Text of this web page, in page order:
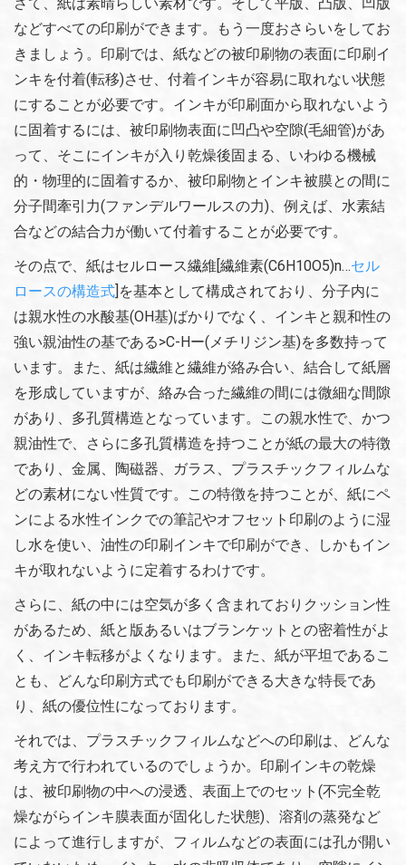
などすべての印刷ができます。もう一度おさらいをしてお
きましょう。印刷では、紙などの被印刷物の表面に印刷イ
ンキを付着(転移)させ、付着インキが容易に取れない状態
にすることが必要です。インキが印刷面から取れないよう
に固着するには、被印刷物表面に凹凸や空隙(毛細管)があ
って、そこにインキが入り乾燥後固まる、いわゆる機械
的・物理的に固着するか、被印刷物とインキ被膜との間に
分子間牽引力(ファンデルワールスの力)、例えば、水素結
合などの結合力が働いて付着することが必要です。
その点で、紙はセルロース繊維[繊維素(C6H10O5)n…セル
ロースの構造式]を基本として構成されており、分子内に
は親水性の水酸基(OH基)ばかりでなく、インキと親和性の
強い親油性の基である>C-Hー(メチリジン基)を多数持って
います。また、紙は繊維と繊維が絡み合い、結合して紙層
を形成していますが、絡み合った繊維の間には微細な間隙
があり、多孔質構造となっています。この親水性で、かつ
親油性で、さらに多孔質構造を持つことが紙の最大の特徴
であり、金属、陶磁器、ガラス、プラスチックフィルムな
どの素材にない性質です。この特徴を持つことが、紙にペ
ンによる水性インクでの筆記やオフセット印刷のように湿
し水を使い、油性の印刷インキで印刷ができ、しかもイン
キが取れないように定着するわけです。
さらに、紙の中には空気が多く含まれておりクッション性
があるため、紙と版あるいはブランケットとの密着性がよ
く、インキ転移がよくなります。また、紙が平坦であるこ
とも、どんな印刷方式でも印刷ができる大きな特長であ
り、紙の優位性になっております。
それでは、プラスチックフィルムなどへの印刷は、どんな
考え方で行われているのでしょうか。印刷インキの乾燥
は、被印刷物の中への浸透、表面上でのセット(不完全乾
燥ながらインキ膜表面が固化した状態)、溶剤の蒸発など
によって進行しますが、フィルムなどの表面には孔が開い